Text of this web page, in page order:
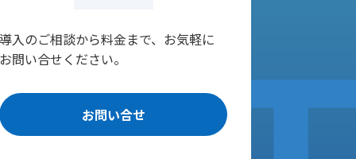
導入のご相談から料金まで、お気軽に
お問い合せください。
お問い合せ